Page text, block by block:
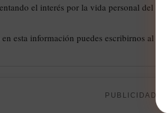
el interés por la vida personal del
esta información puedes escribirnos al
PUBLICIDAD